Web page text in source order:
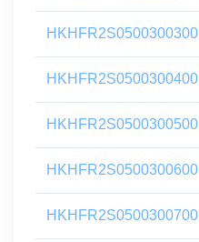
HKHFR2S0500300300
HKHFR2S0500300400
HKHFR2S0500300500
HKHFR2S0500300600
HKHFR2S0500300700